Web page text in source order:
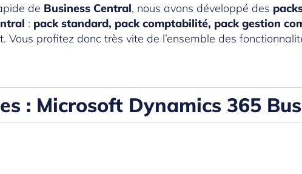
de Business Central, nous avons développé des
: pack standard, pack comptabilité, pack gestion
Vous profitez donc très vite de l’ensemble des
: Microsoft Dynamics 365